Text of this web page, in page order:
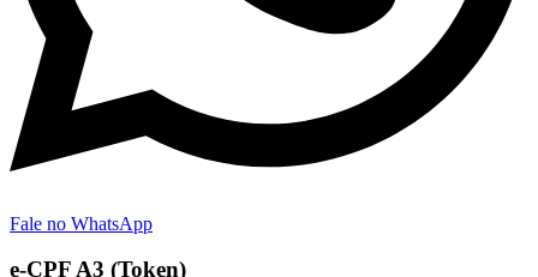
Fale no WhatsApp
e-CPF A3 (Token)